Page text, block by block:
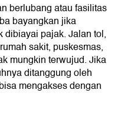
berlubang atau fasilitas
bayangkan jika
dibiayai pajak. Jalan tol,
sakit, puskesmas,
mungkin terwujud. Jika
ditanggung oleh
mengakses dengan